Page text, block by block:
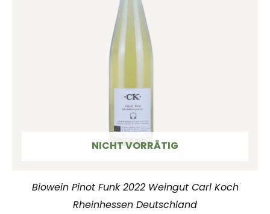
NICHT VORRÄTIG
Biowein Pinot Funk 2022 Weingut Carl Koch
Rheinhessen Deutschland